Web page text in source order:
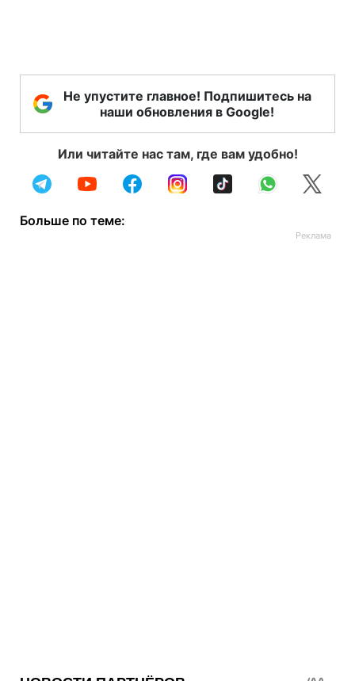
Не упустите главное! Подпишитесь на
наши обновления в Google!
Или читайте нас там, где вам удобно!
Больше по теме: